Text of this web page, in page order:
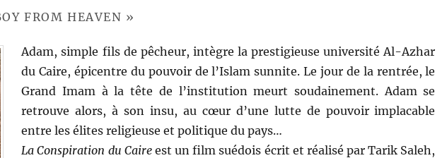
FROM HEAVEN »
Adam, simple fils de pêcheur, intègre la prestigieuse université Al-Azhar
du Caire, épicentre du pouvoir de l’Islam sunnite. Le jour de la rentrée, le
Grand Imam à la tête de l’institution meurt soudainement. Adam se
retrouve alors, à son insu, au cœur d’une lutte de pouvoir implacable
entre les élites religieuse et politique du pays…
La Conspiration du Caireest un film suédois écrit et réalisé par Tarik Saleh,